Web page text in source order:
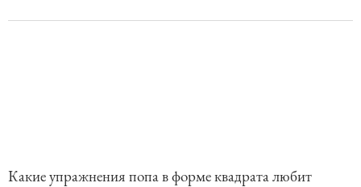
Какие упражнения попа в форме квадрата любит